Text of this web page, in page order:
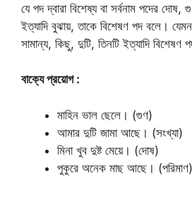
যে পদ দ্বারা বিশেষ্য বা সর্বনাম পদের
ইত্যাদি বুঝায়, তাকে বিশেষণ পদ বলে।
সামান্য, কিছু, দুটি, তিনটি ইত্যাদি বিশেষণ
বাক্যে প্রয়োগ :
মাহিন ভাল ছেলে। (গুণ)
আমার দুটি জামা আছে। (সংখ্যা)
মিনা খুব দুষ্ট মেয়ে। (দোষ)
পুকুরে অনেক মাছ আছে। (পরিমাণ)